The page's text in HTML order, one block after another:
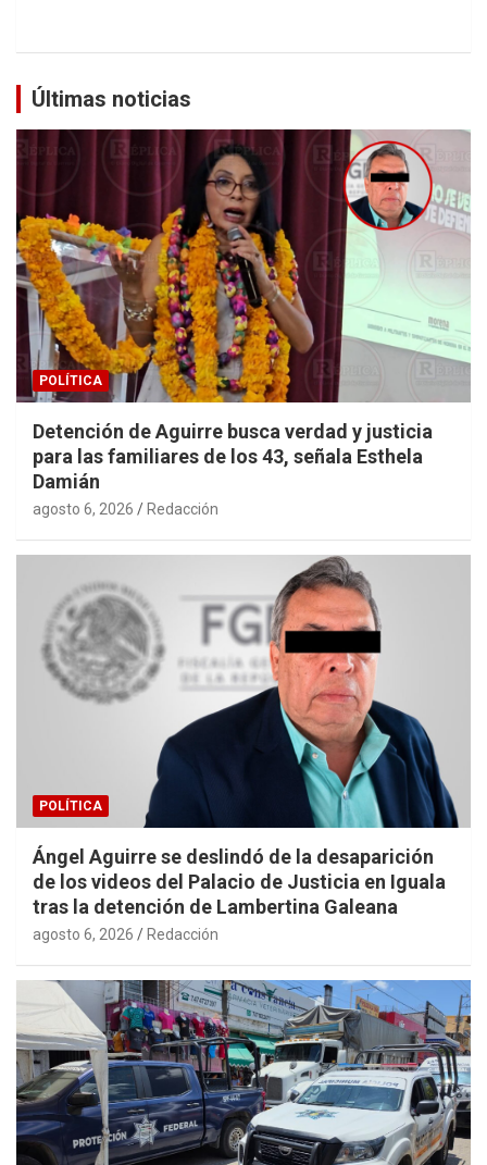
Últimas noticias
POLÍTICA
Detención de Aguirre busca verdad y justicia
para las familiares de los 43, señala Esthela
Damián
agosto 6, 2026 Redacción
POLÍTICA
Ángel Aguirre se deslindó de la desaparición
de los videos del Palacio de Justicia en Iguala
tras la detención de Lambertina Galeana
agosto 6, 2026 Redacción